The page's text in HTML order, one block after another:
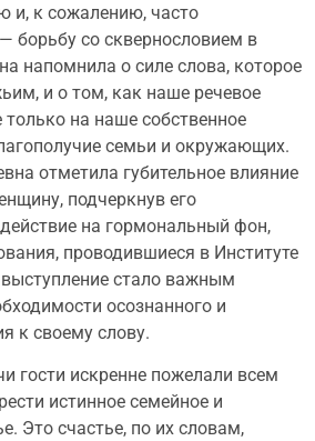
и, к сожалению, часто
борьбу со сквернословием в
напомнила о силе слова, которое
и о том, как наше речевое
только на наше собственное
семьи и окружающих.
отметила губительное влияние
подчеркнув его
на гормональный фон,
проводившиеся в Институте
стало важным
осознанного и
к своему слову.
гости искренне пожелали всем
истинное семейное и
Это счастье, по их словам,